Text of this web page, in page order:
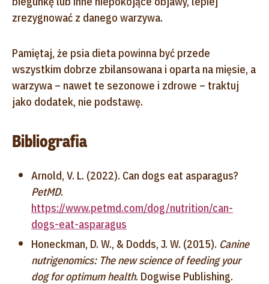
zrezygnować z danego warzywa.
Pamiętaj, że psia dieta powinna być przede
wszystkim dobrze zbilansowana i oparta na mięsie, a
warzywa – nawet te sezonowe i zdrowe – traktuj
jako dodatek, nie podstawę.
Bibliografia
Arnold, V. L. (2022). Can dogs eat asparagus?
PetMD.
https://www.petmd.com/dog/nutrition/can-
dogs-eat-asparagus
Honeckman, D. W., & Dodds, J. W. (2015). Canine
nutrigenomics: The new science of feeding your
dog for optimum health. Dogwise Publishing.